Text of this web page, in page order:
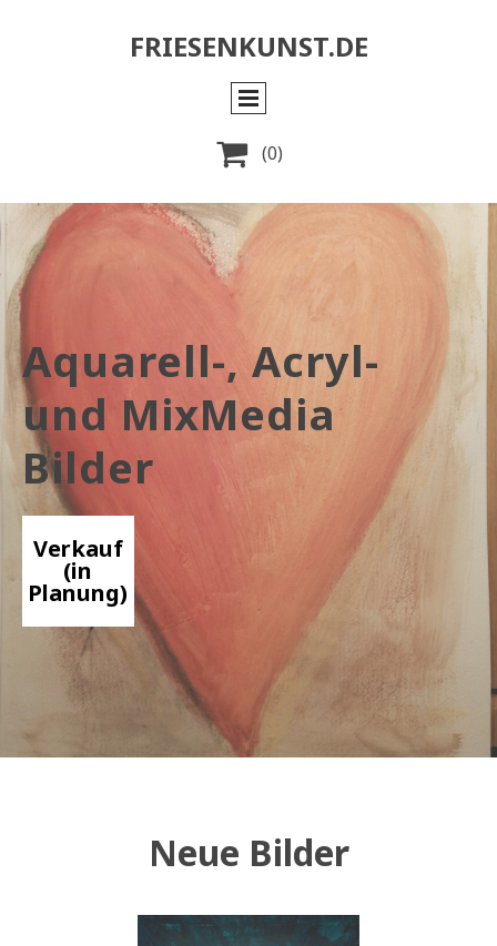
FRIESENKUNST.DE
 (0)
Aquarell-, Acryl-
und MixMedia
Bilder
Verkauf
(in
Planung)
Neue Bilder